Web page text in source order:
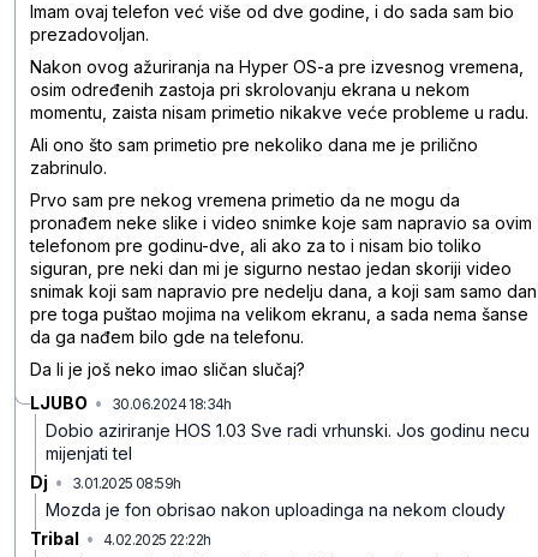
Imam ovaj telefon već više od dve godine, i do sada sam bio
prezadovoljan.
Nakon ovog ažuriranja na Hyper OS-a pre izvesnog vremena,
osim određenih zastoja pri skrolovanju ekrana u nekom
momentu, zaista nisam primetio nikakve veće probleme u radu.
Ali ono što sam primetio pre nekoliko dana me je prilično
zabrinulo.
Prvo sam pre nekog vremena primetio da ne mogu da
pronađem neke slike i video snimke koje sam napravio sa ovim
telefonom pre godinu-dve, ali ako za to i nisam bio toliko
siguran, pre neki dan mi je sigurno nestao jedan skoriji video
snimak koji sam napravio pre nedelju dana, a koji sam samo dan
pre toga puštao mojima na velikom ekranu, a sada nema šanse
da ga nađem bilo gde na telefonu.
Da li je još neko imao sličan slučaj?
LJUBO • 30.06.2024 18:34h
Dobio aziriranje HOS 1.03 Sve radi vrhunski. Jos godinu necu
mijenjati tel
Dj • 3.01.2025 08:59h
Mozda je fon obrisao nakon uploadinga na nekom cloudy
Tribal • 4.02.2025 22:22h